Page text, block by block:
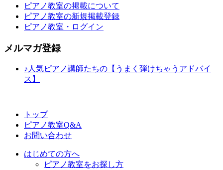
ピアノ教室の掲載について
ピアノ教室の新規掲載登録
ピアノ教室・ログイン
メルマガ登録
♪人気ピアノ講師たちの【うまく弾けちゃうアドバイ
ス】
トップ
ピアノ教室Q&A
お問い合わせ
はじめての方へ
ピアノ教室をお探し方